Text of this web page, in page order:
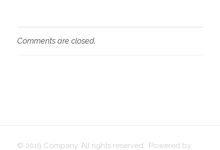
Comments are closed.
© 2019 Company. All rights reserved. Powered by